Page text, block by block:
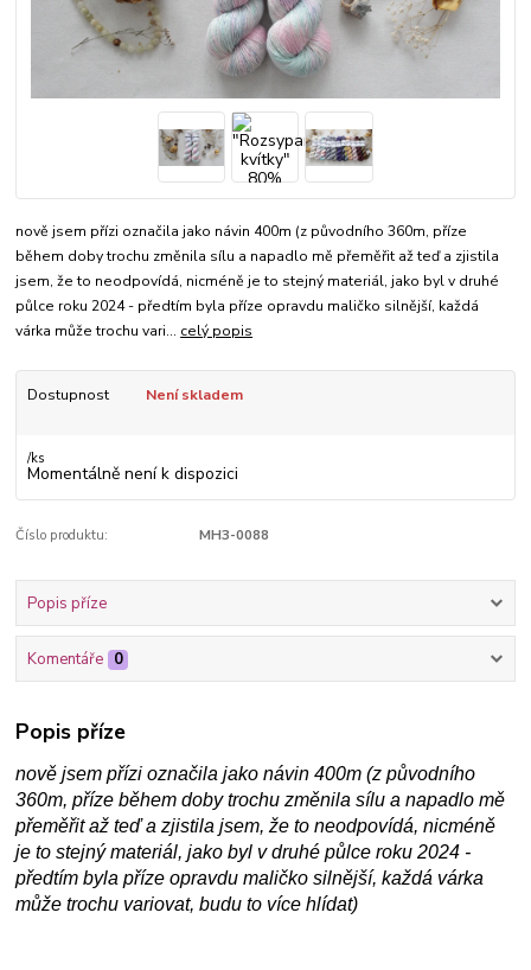
nově jsem přízi označila jako návin 400m (z původního 360m, příze
během doby trochu změnila sílu a napadlo mě přeměřit až teď a zjistila
jsem, že to neodpovídá, nicméně je to stejný materiál, jako byl v druhé
půlce roku 2024 - předtím byla příze opravdu maličko silnější, každá
várka může trochu vari... celý popis
Dostupnost Není skladem
/ks
Momentálně není k dispozici
Číslo produktu: MH3-0088
Popis příze
Komentáře 0
Popis příze
nově jsem přízi označila jako návin 400m (z původního
360m, příze během doby trochu změnila sílu a napadlo mě
přeměřit až teď a zjistila jsem, že to neodpovídá, nicméně
je to stejný materiál, jako byl v druhé půlce roku 2024 -
předtím byla příze opravdu maličko silnější, každá várka
může trochu variovat, budu to více hlídat)